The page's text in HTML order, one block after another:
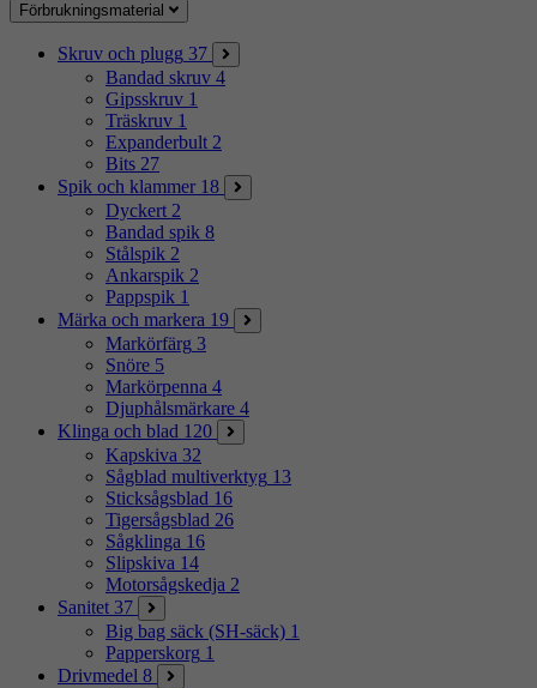
Förbrukningsmaterial
Skruv och plugg 37
Bandad skruv 4
Gipsskruv 1
Träskruv 1
Expanderbult 2
Bits 27
Spik och klammer 18
Dyckert 2
Bandad spik 8
Stålspik 2
Ankarspik 2
Pappspik 1
Märka och markera 19
Markörfärg 3
Snöre 5
Markörpenna 4
Djuphålsmärkare 4
Klinga och blad 120
Kapskiva 32
Sågblad multiverktyg 13
Sticksågsblad 16
Tigersågsblad 26
Sågklinga 16
Slipskiva 14
Motorsågskedja 2
Sanitet 37
Big bag säck (SH-säck) 1
Papperskorg 1
Drivmedel 8